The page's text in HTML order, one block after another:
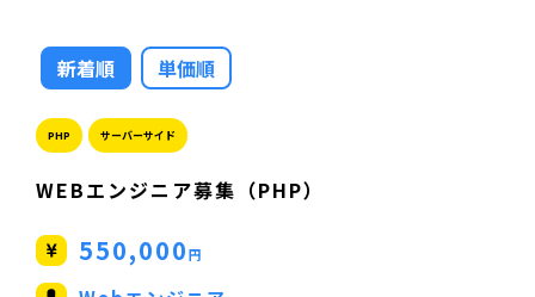
新着順 単価順
PHP サーバーサイド
WEBエンジニア募集（PHP）
550,000円